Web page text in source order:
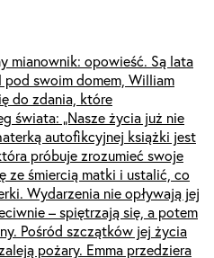
mianownik: opowieść. Są lata
swoim domem, William
do zdania, które
świata: „Nasze życia już nie
autofikcyjnej książki jest
próbuje zrozumieć swoje
ze śmiercią matki i ustalić, co
Wydarzenia nie opływają jej
– spiętrzają się, a potem
Pośród szczątków jej życia
pożary. Emma przedziera